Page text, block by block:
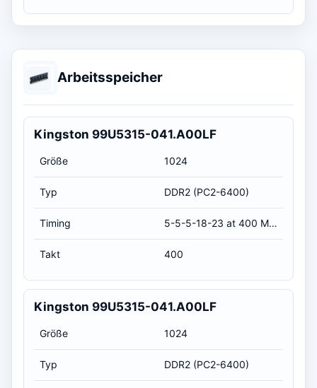
Arbeitsspeicher
Kingston 99U5315-041.A00LF
Größe 1024
Typ DDR2 (PC2-6400)
Timing 5-5-5-18-23 at 400 MHz, at 1.8 volts (CL-RCD-RP-RAS-RC)
Takt 400
Kingston 99U5315-041.A00LF
Größe 1024
Typ DDR2 (PC2-6400)